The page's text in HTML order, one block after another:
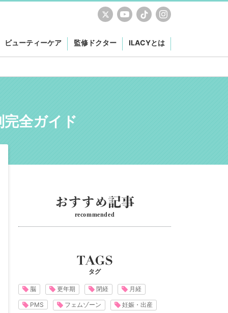
ビューティーケア 監修ドクター ILACYとは
全ガイド
recommended
タグ
脳 更年期 閉経 月経
PMS フェムゾーン 妊娠・出産